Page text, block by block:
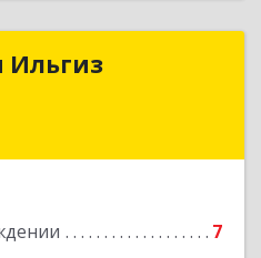
Ильгиз
7
Ильгиз
Подробнее